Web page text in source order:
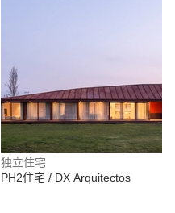
独立住宅
PH2住宅 / DX Arquitectos